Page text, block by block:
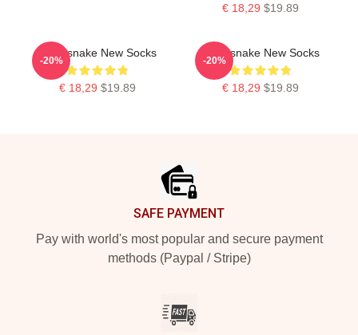
€ 18,29 $19.89
Whitesnake New Socks
€ 18,29 $19.89
-20%
Whitesnake New Socks
€ 18,29 $19.89
-20%
SAFE PAYMENT
Pay with world's most popular and secure payment
methods (Paypal / Stripe)